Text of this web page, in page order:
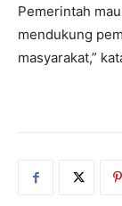
Pemerintah
mendukung
masyarakat,”